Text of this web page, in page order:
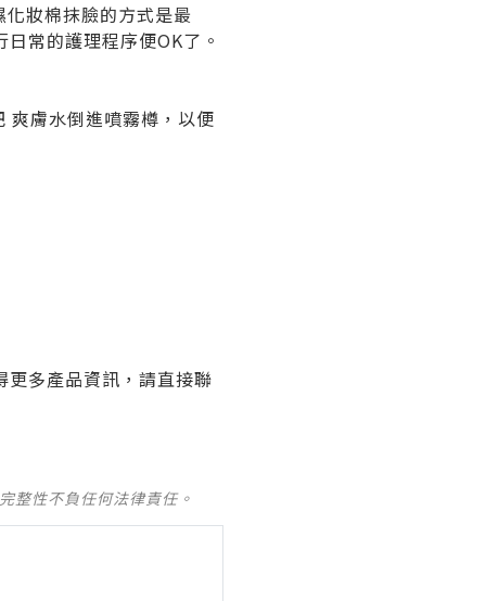
妝棉抹臉的方式是最
常的護理程序便OK了。
爽膚水倒進噴霧樽，以便
多產品資訊，請直接聯
整性不負任何法律責任。